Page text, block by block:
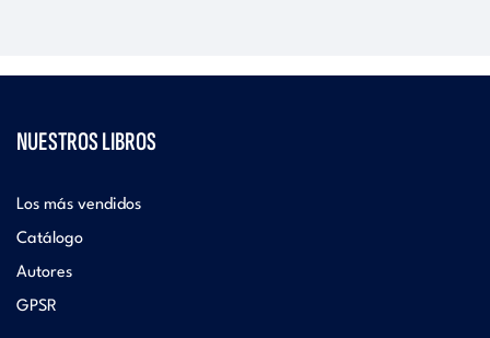
NUESTROS LIBROS
Los más vendidos
Catálogo
Autores
GPSR